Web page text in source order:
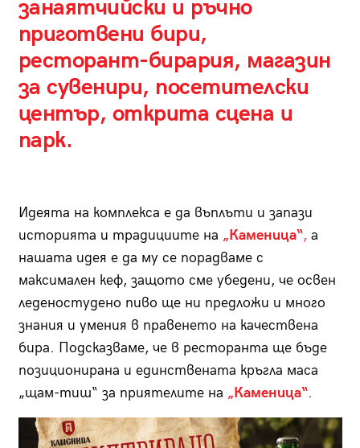
занаятчийски и ръчно
приготвени бири,
ресторант-бирария, магазин
за сувенири, посетителски
център, открита сцена и
парк.
Идеята на комплекса е да въплъти и запази
историята и традициите на „Каменица“, а
нашата идея е да му се порадваме с
максимален кеф, защото сме убедени, че освен
леденостудено пиво ще ни предложи и много
знания и умения в правенето на качествена
бира. Подсказваме, че в ресторанта ще бъде
позиционирана и единствената кръгла маса
„щам-тиш“ за приятелите на „Каменица“.